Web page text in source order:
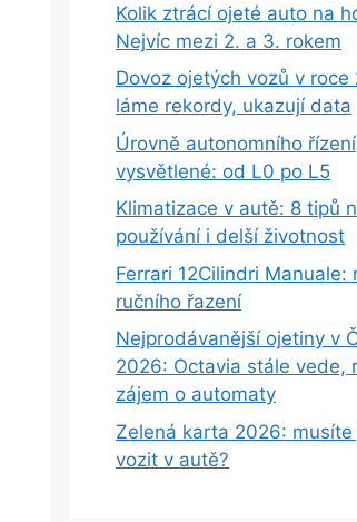
Kolik ztrácí ojeté auto na
Nejvíc mezi 2. a 3. rokem
Dovoz ojetých vozů v roce
láme rekordy, ukazují data
Úrovně autonomního řízení
vysvětlené: od L0 po L5
Klimatizace v autě: 8 tipů
používání i delší životnost
Ferrari 12Cilindri Manuale:
ručního řazení
Nejprodávanější ojetiny v
2026: Octavia stále vede,
zájem o automaty
Zelená karta 2026: musíte
vozit v autě?